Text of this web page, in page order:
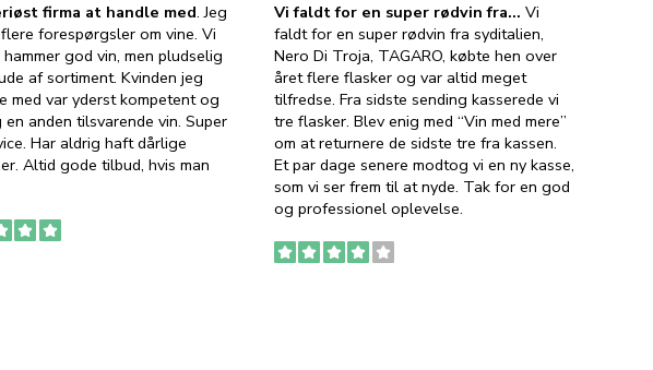
firma at handle med. Jeg
forespørgsler om vine. Vi
god vin, men pludselig
af sortiment. Kvinden jeg
med var yderst kompetent og
anden tilsvarende vin. Super
Har aldrig haft dårlige
Altid gode tilbud, hvis man
Vi faldt for en super rødvin fra… Vi
faldt for en super rødvin fra syditalien,
Nero Di Troja, TAGARO, købte hen over
året flere flasker og var altid meget
tilfredse. Fra sidste sending kasserede vi
tre flasker. Blev enig med “Vin med mere”
om at returnere de sidste tre fra kassen.
Et par dage senere modtog vi en ny kasse,
som vi ser frem til at nyde. Tak for en god
og professionel oplevelse.